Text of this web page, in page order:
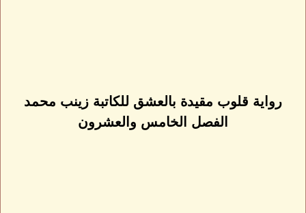
رواية قلوب مقيدة بالعشق للكاتبة زينب محمد
الفصل الخامس والعشرون